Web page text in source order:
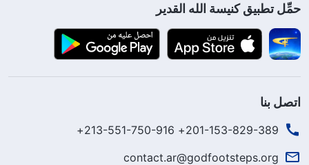
حمِّل تطبيق كنيسة الله القدير
اتصل بنا
201-153-829-389+ 213-551-750-916+
contact.ar@godfootsteps.org